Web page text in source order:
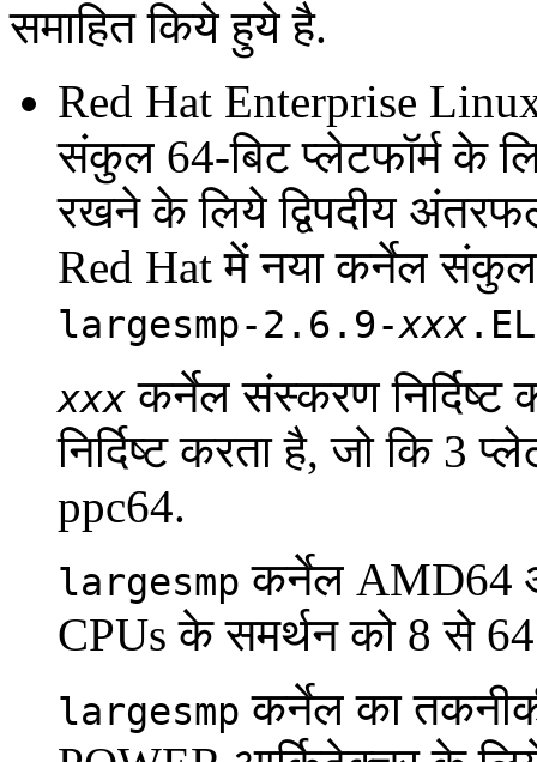
समाहित किये हुये है.
Red Hat Enterprise
संकुल 64-बिट प्लेटफॉर्म के
रखने के लिये द्विपदीय
Red Hat में नया कर्नेल
largesmp-2.6.9-xxx
xxx कर्नेल संस्करण
निर्दिष्ट करता है, जो कि 3
ppc64.
largesmp कर्नेल
CPUs के समर्थन को 8 से
largesmp कर्नेल का